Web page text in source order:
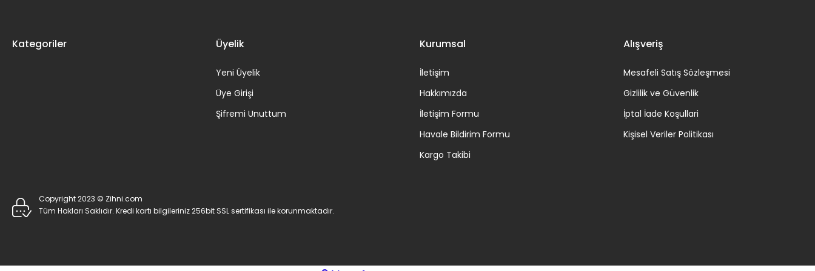
Kategoriler Üyelik
Yeni Üyelik
Üye Girişi
Şifremi Unuttum
Kurumsal
İletişim
Hakkımızda
İletişim Formu
Havale Bildirim Formu
Kargo Takibi
Alışveriş
Mesafeli Satış Sözleşmesi
Gizlilik ve Güvenlik
İptal İade Koşullari
Kişisel Veriler Politikası
Copyright 2023 © Zihni.com
Tüm Hakları Saklıdır. Kredi kartı bilgileriniz 256bit SSL sertifikası ile korunmaktadır.